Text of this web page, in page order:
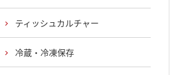
ティッシュカルチャー
冷蔵・冷凍保存